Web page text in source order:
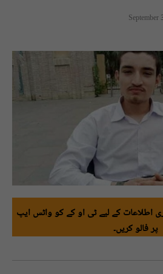
اطلاعات کے لیے ٹی او کے کو واٹس ایپ
پر فالو کریں۔